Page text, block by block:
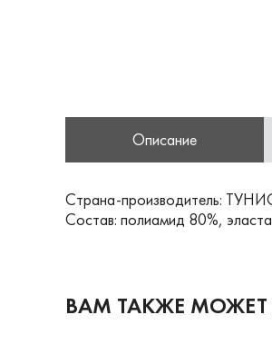
Описание
Страна-производитель:
Состав: полиамид 80%,
ВАМ ТАКЖЕ МОЖЕТ